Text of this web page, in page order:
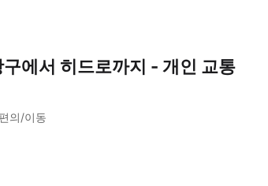
에서 히드로까지 - 개인 교통
의/이동